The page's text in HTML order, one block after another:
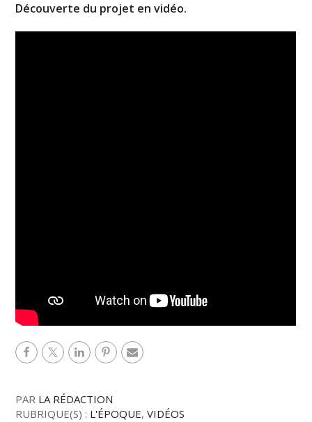
Découverte du projet en vidéo.
PAR LA RÉDACTION
RUBRIQUE(S) : L'ÉPOQUE,VIDÉOS